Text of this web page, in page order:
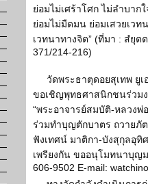
ย่อมไม่เศร้าโศก ไม่ลำบาก
ย่อมไม่มืดมน ย่อมเสวยเวท
เวทนาทางจิต” (ที่มา : สํยุ
371/214-216)
วัดพระธาตุดอยสุเทพ ยู
ขอเชิญพุทธศาสนิกชนร่วม
“พระอาจารย์สมบัติ-หลวงพ่
ร่วมทำบุญตักบาตร ถวายภั
ฟังเทศน์ มาติกา-บังสุกุลอุทิ
เพรียงกัน ขออนุโมทนาบุญ
606-9502 E-mail: